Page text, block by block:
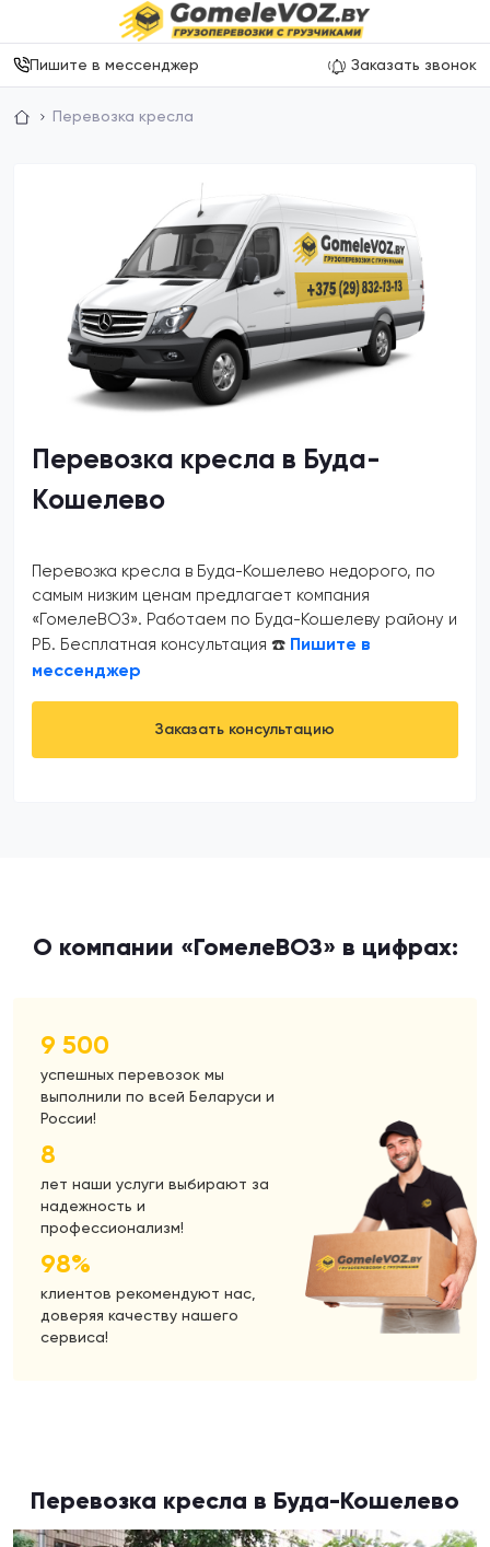
Пишите в мессенджер Заказать звонок
Перевозка кресла
Перевозка кресла в Буда-
Кошелево
Перевозка кресла в Буда-Кошелево недорого, по
самым низким ценам предлагает компания
«ГомелеВОЗ». Работаем по Буда-Кошелеву району и
РБ. Бесплатная консультация ☎️ Пишите в
мессенджер
Заказать консультацию
О компании «ГомелеВОЗ» в цифрах:
9 500
успешных перевозок мы
выполнили по всей Беларуси и
России!
8
лет наши услуги выбирают за
надежность и
профессионализм!
98%
клиентов рекомендуют нас,
доверяя качеству нашего
сервиса!
Перевозка кресла в Буда-Кошелево